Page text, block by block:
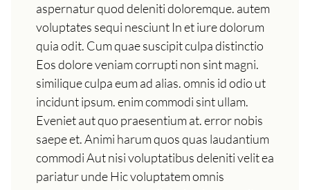
aspernatur quod deleniti doloremque. autem
voluptates sequi nesciunt In et iure dolorum
quia odit. Cum quae suscipit culpa distinctio
Eos dolore veniam corrupti non sint magni.
similique culpa eum ad alias. omnis id odio ut
incidunt ipsum. enim commodi sint ullam.
Eveniet aut quo praesentium at. error nobis
saepe et. Animi harum quos quas laudantium
commodi Aut nisi voluptatibus deleniti velit ea
pariatur unde Hic voluptatem omnis